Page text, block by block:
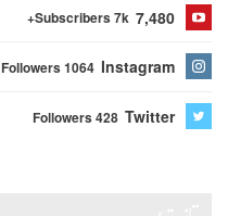
7,480
Subscribers 7k+
Instagram
Followers 1064
Twitter
Followers 428